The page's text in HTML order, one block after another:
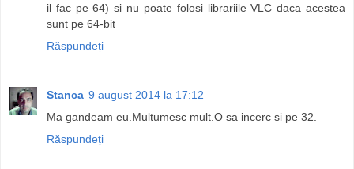
il fac pe 64) si nu poate folosi librariile VLC daca acestea
sunt pe 64-bit
Răspundeți
Stanca 9 august 2014 la 17:12
Ma gandeam eu.Multumesc mult.O sa incerc si pe 32.
Răspundeți